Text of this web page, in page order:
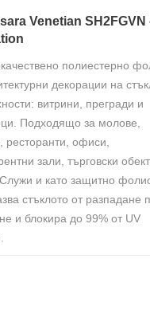
Venetian SH2FGVN
полиестерно
декорации на
витрини, прегради и
Подходящо за молове,
ресторанти, офиси,
зали, търговски
и като защитно
стъклото от разпадане
и блокира до 99% от UV